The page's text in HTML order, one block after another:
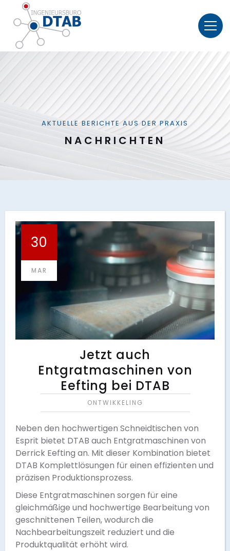
AKTUELLE BERICHTE AUS DER PRAXIS
NACHRICHTEN
30
MAR
Jetzt auch
Entgratmaschinen von
Eefting bei DTAB
ONTWIKKELING
Neben den hochwertigen Schneidtischen von
Esprit bietet DTAB auch Entgratmaschinen von
Derrick Eefting an. Mit dieser Kombination bietet
DTAB Komplettlösungen für einen effizienten und
präzisen Produktionsprozess.
Diese Entgratmaschinen sorgen für eine
gleichmäßige und hochwertige Bearbeitung von
geschnittenen Teilen, wodurch die
Nachbearbeitungszeit reduziert und die
Produktqualität erhöht wird.